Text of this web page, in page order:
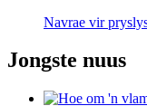
Navrae vir
Jongste nuus